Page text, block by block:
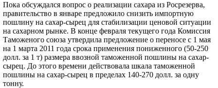
Пока обсуждался вопрос о реализации сахара из Росрезерва,
правительство в январе предложило снизить импортную
пошлину на сахар-сырец для стабилизации ценовой ситуации
на сахарном рынке. В конце февраля текущего года Комиссия
Таможеного союза утвердила предложение о переносе с 1 мая
на 1 марта 2011 года срока применения пониженного (50-250
долл. за 1 т) размера ввозной таможенной пошлины на сахар-
сырец. До этого времени действовала шкала таможенной
пошлины на сахар-сырец в пределах 140-270 долл. за одну
тонну.